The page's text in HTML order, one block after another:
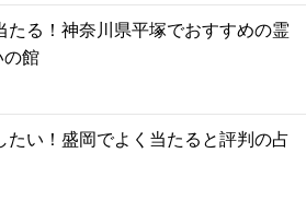
たる！神奈川県平塚でおすすめの霊
館
たい！盛岡でよく当たると評判の占